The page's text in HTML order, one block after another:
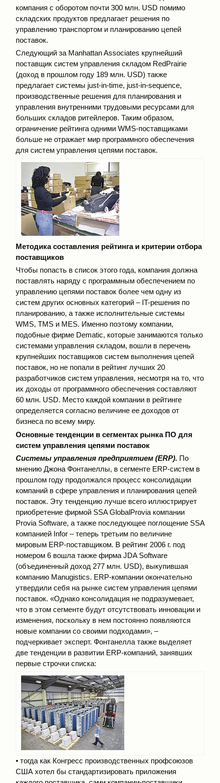
компания с оборотом почти 300 млн. USD помимо
складских продуктов предлагает решения по
управлению транспортом и планированию цепей
поставок.
Следующий за Manhattan Associates крупнейший
поставщик систем управления складом RedPrairie
(доход в прошлом году 189 млн. USD) также
предлагает системы just-in-time, just-in-sequence,
производственные решения для планирования и
управления внутренними трудовыми ресурсами для
больших складов ритейлеров. Таким образом,
ограничение рейтинга одними WMS-поставщиками
больше не отражает мир программного обеспечения
для систем управления цепями поставок.
Методика составления рейтинга и критерии отбора
поставщиков
Чтобы попасть в список этого года, компания должна
поставлять наряду с программным обеспечением по
управлению цепями поставок более чем одну из
систем других основных категорий – IT-решения по
планированию, а также исполнительные системы
WMS, TMS и MES. Именно поэтому компании,
подобные фирме Dematic, которые занимаются только
системами управления складом, вошли в перечень
крупнейших поставщиков систем выполнения цепей
поставок, но не попали в рейтинг лучших 20
разработчиков систем управления, несмотря на то, что
их доходы от программного обеспечения составляют
60 млн. USD. Место каждой компании в рейтинге
определяется согласно величине ее доходов от
бизнеса по всему миру.
Основные тенденции в сегментах рынка ПО для
систем управления цепями поставок
Системы управления предприятием (ERP). По
мнению Джона Фонтанеллы, в сегменте ERP-систем в
прошлом году продолжался процесс консолидации
компаний в сфере управления и планирования цепей
поставок. Эту тенденцию лучше всего иллюстрирует
приобретение фирмой SSA GlobalProvia компании
Provia Software, а также последующее поглощение SSA
компанией Infor – теперь третьим по величине
мировым ERP-поставщиком. В рейтинг 2006 г. под
номером 6 вошла также фирма JDA Software
(объединенный доход 277 млн. USD), выкупившая
компанию Manugistics. ERP-компании окончательно
утвердили себя на рынке систем управления цепями
поставок. «Однако консолидация не подразумевает,
что в этом сегменте будут отсутствовать инновации и
изменения, поскольку в нем постоянно появляются
новые компании со своими подходами», –
подчеркивает эксперт. Фонтанелла также выделяет
две тенденции в развитии ERP-компаний, занявших
первые строчки списка:
• тогда как Конгресс производственных профсоюзов
США хотел бы стандартизировать приложения